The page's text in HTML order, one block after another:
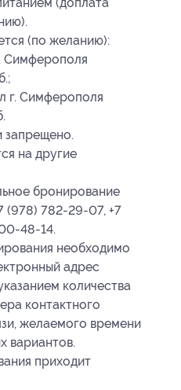
(по желанию):
Симферополя
г. Симферополя
на другие
бронирование
(978) 782-29-07, +7
48-14.
необходимо
адрес
количества
контактного
желаемого времени
вариантов.
приходит